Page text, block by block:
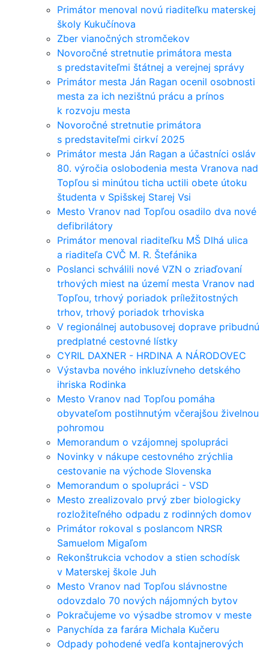
Primátor menoval novú riaditeľku materskej
školy Kukučínova
Zber vianočných stromčekov
Novoročné stretnutie primátora mesta
s predstaviteľmi štátnej a verejnej správy
Primátor mesta Ján Ragan ocenil osobnosti
mesta za ich nezištnú prácu a prínos
k rozvoju mesta
Novoročné stretnutie primátora
s predstaviteľmi cirkví 2025
Primátor mesta Ján Ragan a účastníci osláv
80. výročia oslobodenia mesta Vranova nad
Topľou si minútou ticha uctili obete útoku
študenta v Spišskej Starej Vsi
Mesto Vranov nad Topľou osadilo dva nové
defibrilátory
Primátor menoval riaditeľku MŠ Dlhá ulica
a riaditeľa CVČ M. R. Štefánika
Poslanci schválili nové VZN o zriaďovaní
trhových miest na území mesta Vranov nad
Topľou, trhový poriadok príležitostných
trhov, trhový poriadok trhoviska
V regionálnej autobusovej doprave pribudnú
predplatné cestovné lístky
CYRIL DAXNER - HRDINA A NÁRODOVEC
Výstavba nového inkluzívneho detského
ihriska Rodinka
Mesto Vranov nad Topľou pomáha
obyvateľom postihnutým včerajšou živelnou
pohromou
Memorandum o vzájomnej spolupráci
Novinky v nákupe cestovného zrýchlia
cestovanie na východe Slovenska
Memorandum o spolupráci - VSD
Mesto zrealizovalo prvý zber biologicky
rozložiteľného odpadu z rodinných domov
Primátor rokoval s poslancom NRSR
Samuelom Migaľom
Rekonštrukcia vchodov a stien schodísk
v Materskej škole Juh
Mesto Vranov nad Topľou slávnostne
odovzdalo 70 nových nájomných bytov
Pokračujeme vo výsadbe stromov v meste
Panychída za farára Michala Kučeru
Odpady pohodené vedľa kontajnerových